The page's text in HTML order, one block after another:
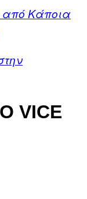
από Κάποια
VICE